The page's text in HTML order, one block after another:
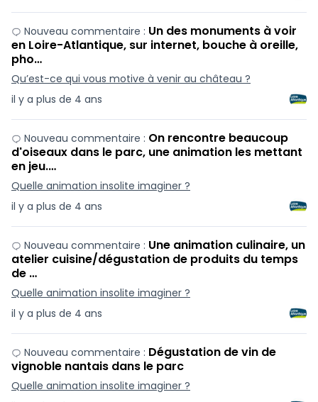
il y a plus de 4 ans
Nouveau commentaire : Un des monuments à voir
en Loire-Atlantique, sur internet, bouche à oreille,
pho…
Qu’est-ce qui vous motive à venir au château ?
il y a plus de 4 ans
Nouveau commentaire : On rencontre beaucoup
d'oiseaux dans le parc, une animation les mettant
en jeu.…
Quelle animation insolite imaginer ?
il y a plus de 4 ans
Nouveau commentaire : Une animation culinaire, un
atelier cuisine/dégustation de produits du temps
de …
Quelle animation insolite imaginer ?
Nouveau commentaire : Dégustation de vin de
vignoble nantais dans le parc
Quelle animation insolite imaginer ?